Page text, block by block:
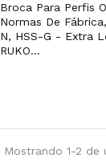
Broca Para Perfis Ocos
Normas De
N, HSS-G - Extra
RUKO...
Mostrando 1-2